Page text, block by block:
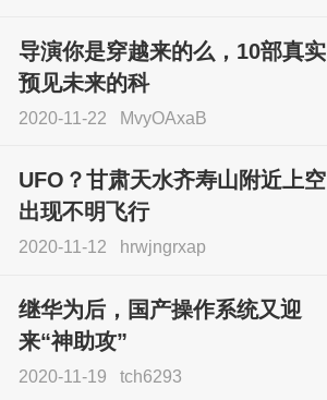
导演你是穿越来的么，10部真实
预见未来的科
2020-11-22 MvyOAxaB
UFO？甘肃天水齐寿山附近上空
出现不明飞行
2020-11-12 hrwjngrxap
继华为后，国产操作系统又迎
来“神助攻”
2020-11-19 tch6293